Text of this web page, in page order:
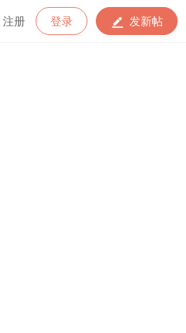
发新帖
注册 登录